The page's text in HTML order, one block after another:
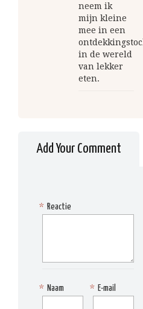
neem ik
mijn kleine
mee in een
in de wereld
van lekker
eten.
Add Your Comment
Reactie
*
Naam
* E-mail
*